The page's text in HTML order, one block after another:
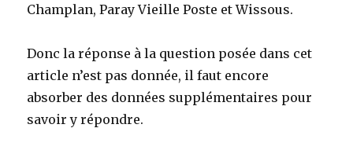
Champlan, Paray Vieille Poste et Wissous.
Donc la réponse à la question posée dans cet
article n’est pas donnée, il faut encore
absorber des données supplémentaires pour
savoir y répondre.